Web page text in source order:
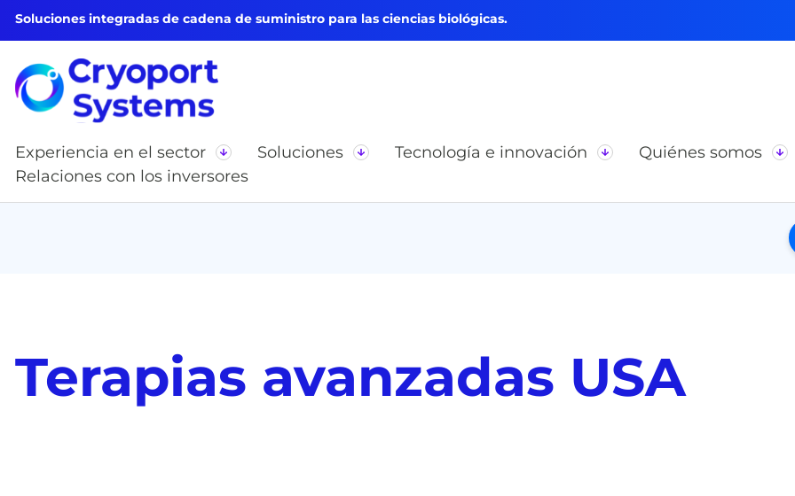
Soluciones integradas de cadena de suministro para las ciencias biológicas.
Experiencia en el sector Soluciones Tecnología e innovación Quiénes somos
Relaciones con los inversores
Terapias avanzadas USA